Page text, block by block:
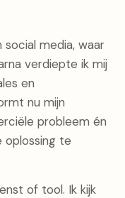
media, waar
verdiepte ik mij
en
nu mijn
probleem én
oplossing te
of tool. Ik kijk